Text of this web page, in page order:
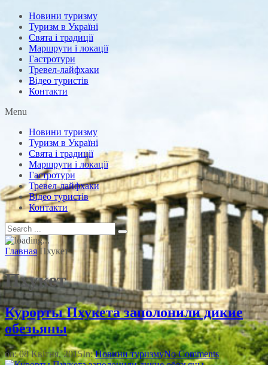
Новини туризму
Туризм в Україні
Свята і традиції
Маршрути і локації
Гастротури
Тревел-лайфхаки
Відео туристів
Контакти
Menu
Новини туризму
Туризм в Україні
Свята і традиції
Маршрути і локації
Гастротури
Тревел-лайфхаки
Відео туристів
Контакти
Главная Пхукет
Пхукет
Курорты Пхукета заполонили дикие
обезьяны
on:08 Квітня, 2015In:Новини туризмуNo Comments